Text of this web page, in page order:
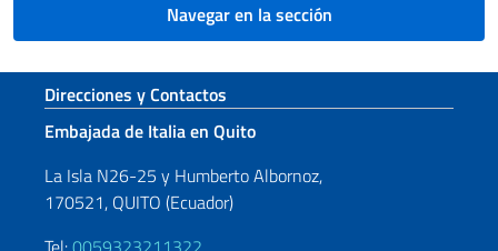
Navegar en la sección
Sezione footer
Direcciones y Contactos
Embajada de Italia en Quito
La Isla N26-25 y Humberto Albornoz,
170521, QUITO (Ecuador)